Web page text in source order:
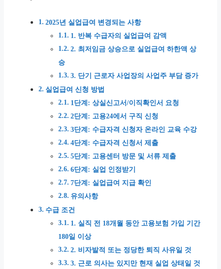
2025년 실업급여 변경되는 사항
1. 반복 수급자의 실업급여 감액
2. 최저임금 상승으로 실업급여 하한액 상
승
3. 단기 근로자 사업장의 사업주 부담 증가
실업급여 신청 방법
1단계: 상실신고서/이직확인서 요청
2단계: 고용24에서 구직 신청
3단계: 수급자격 신청자 온라인 교육 수강
4단계: 수급자격 신청서 제출
5단계: 고용센터 방문 및 서류 제출
6단계: 실업 인정받기
7단계: 실업급여 지급 확인
유의사항
수급 조건
1. 실직 전 18개월 동안 고용보험 가입 기간
180일 이상
2. 비자발적 또는 정당한 퇴직 사유일 것
3. 근로 의사는 있지만 현재 실업 상태일 것